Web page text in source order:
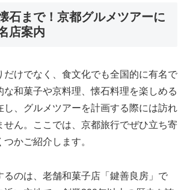
石まで！京都グルメツアーに
店案内
だけでなく、食文化でも全国的に有名で
な和菓子や京料理、懐石料理を楽しめる
し、グルメツアーを計画する際には訪れ
せん。ここでは、京都旅行でぜひ立ち寄
かご紹介します。
るのは、老舗和菓子店「鍵善良房」で